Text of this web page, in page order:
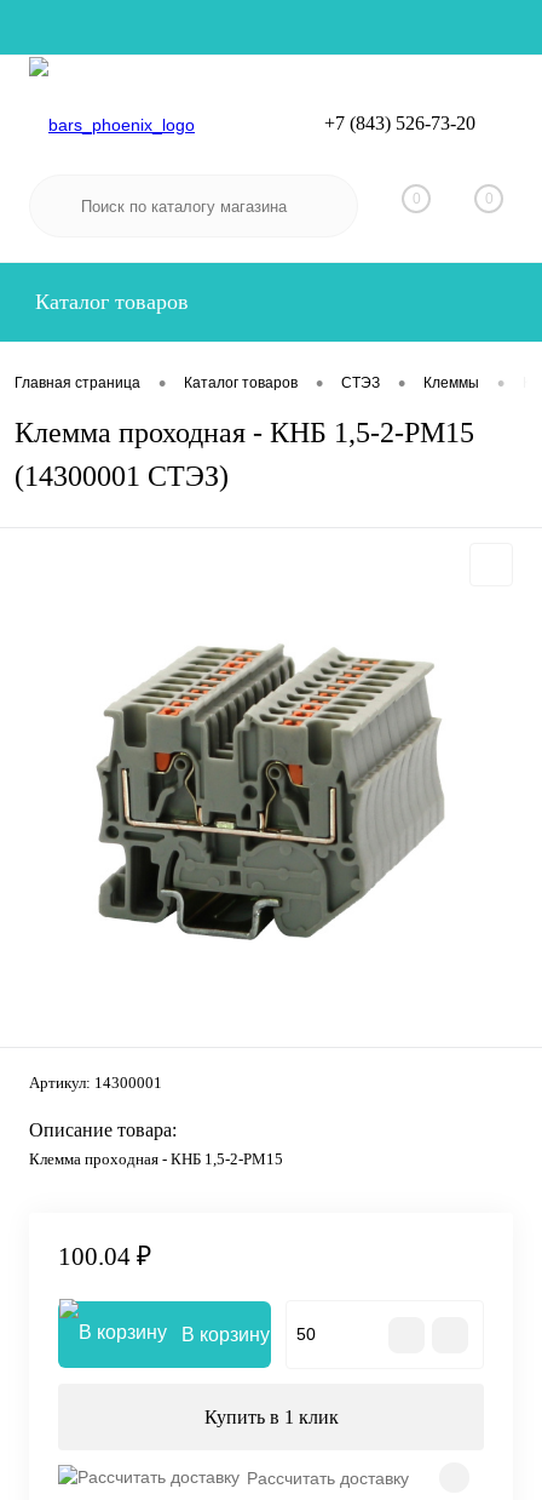
Вход
+7 (843) 526-73-20
0 0
Каталог товаров
Главная страница • Каталог товаров • СТЭЗ • Клеммы •
Клемма проходная - КНБ 1,5-2-РМ15
(14300001 СТЭЗ)
Артикул: 14300001
Описание товара:
Клемма проходная - КНБ 1,5-2-РМ15
100.04 ₽
В корзину
Купить в 1 клик
Рассчитать доставку